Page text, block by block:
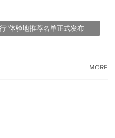
”体验地推荐名单正式发布
MORE